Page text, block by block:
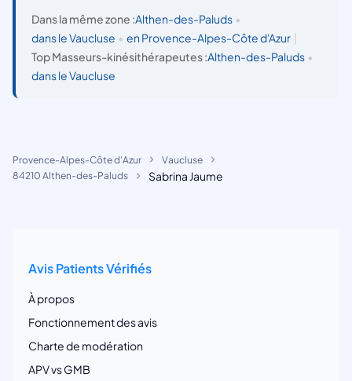
Dans la même zone :Althen-des-Paluds •
dans le Vaucluse • en Provence-Alpes-Côte d'Azur
Top Masseurs-kinésithérapeutes :Althen-des-Paluds •
dans le Vaucluse
Provence-Alpes-Côte d'Azur
Vaucluse
84210 Althen-des-Paluds
Sabrina Jaume
Avis Patients Vérifiés
À propos
Fonctionnement des avis
Charte de modération
APV vs GMB